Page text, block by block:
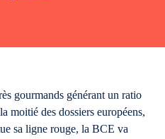
gourmands générant un ratio
moitié des dossiers européens,
sa ligne rouge, la BCE va